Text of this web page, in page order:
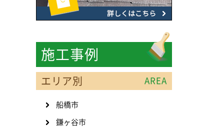
施工事例
エリア別 AREA
船橋市
鎌ヶ谷市